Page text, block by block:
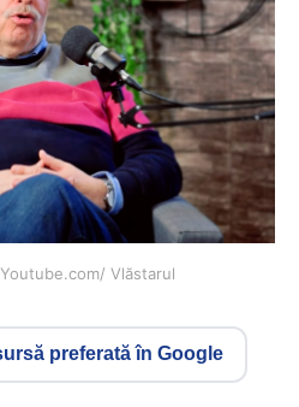
Vlăstarul
preferată în Google